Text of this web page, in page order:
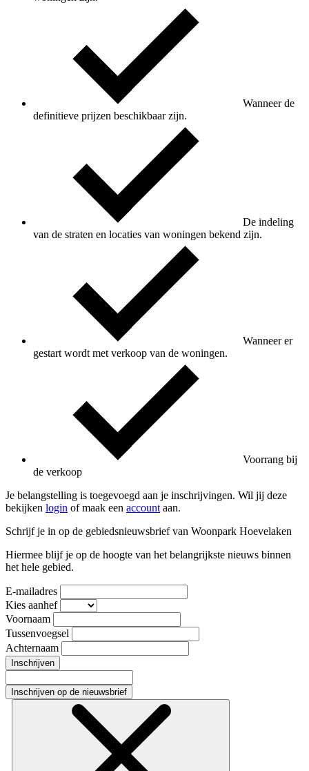
Wanneer de
definitieve prijzen beschikbaar zijn.
De indeling
van de straten en locaties van woningen bekend zijn.
Wanneer er
gestart wordt met verkoop van de woningen.
Voorrang bij
de verkoop
Je belangstelling is toegevoegd aan je inschrijvingen. Wil jij deze
bekijken login of maak een accountaan.
Schrijf je in op de gebiedsnieuwsbrief van Woonpark Hoevelaken
Hiermee blijf je op de hoogte van het belangrijkste nieuws binnen
het hele gebied.
E-mailadres
Kies aanhef
Voornaam
Tussenvoegsel
Achternaam
Inschrijven
Inschrijven op de nieuwsbrief